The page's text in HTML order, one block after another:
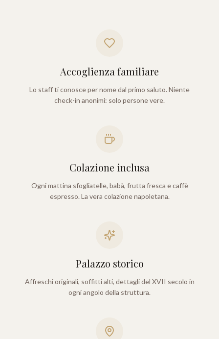
Accoglienza familiare
Lo staff ti conosce per nome dal primo saluto. Niente
check-in anonimi: solo persone vere.
Colazione inclusa
Ogni mattina sfogliatelle, babà, frutta fresca e caffè
espresso. La vera colazione napoletana.
Palazzo storico
Affreschi originali, soffitti alti, dettagli del XVII secolo in
ogni angolo della struttura.